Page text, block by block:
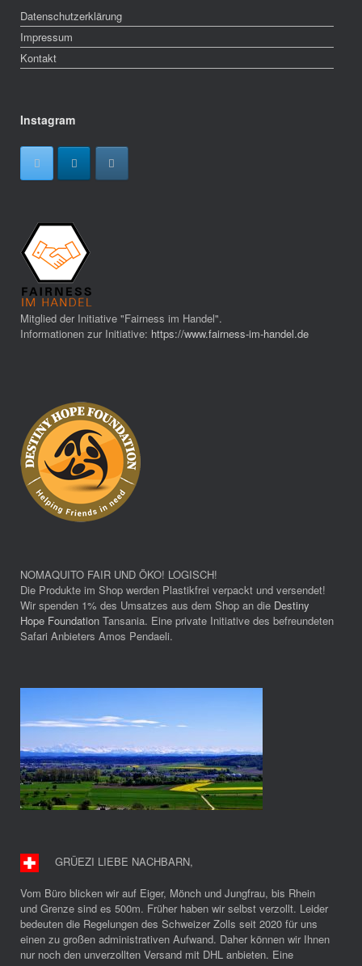
Datenschutzerklärung
Impressum
Kontakt
Instagram
Mitglied der Initiative "Fairness im Handel".
Informationen zur Initiative: https://www.fairness-im-handel.de
NOMAQUITO FAIR UND ÖKO! LOGISCH!
Die Produkte im Shop werden Plastikfrei verpackt und versendet!
Wir spenden 1% des Umsatzes aus dem Shop an die Destiny
Hope Foundation Tansania. Eine private Initiative des befreundeten
Safari Anbieters Amos Pendaeli.
GRÜEZI LIEBE NACHBARN,
Vom Büro blicken wir auf Eiger, Mönch und Jungfrau, bis Rhein
und Grenze sind es 500m. Früher haben wir selbst verzollt. Leider
bedeuten die Regelungen des Schweizer Zolls seit 2020 für uns
einen zu großen administrativen Aufwand. Daher können wir Ihnen
nur noch den unverzollten Versand mit DHL anbieten. Eine